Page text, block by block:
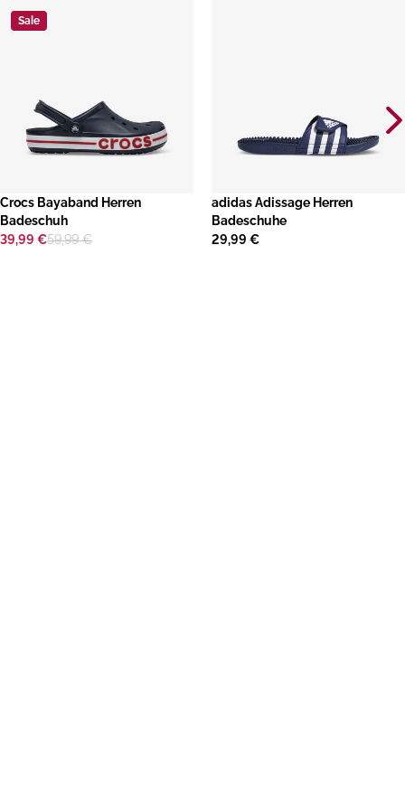
Sale
​Crocs Bayaband Herren
Badeschuh
39,99 €59,99 €
adidas Adissage Herren
Badeschuhe
29,99 €